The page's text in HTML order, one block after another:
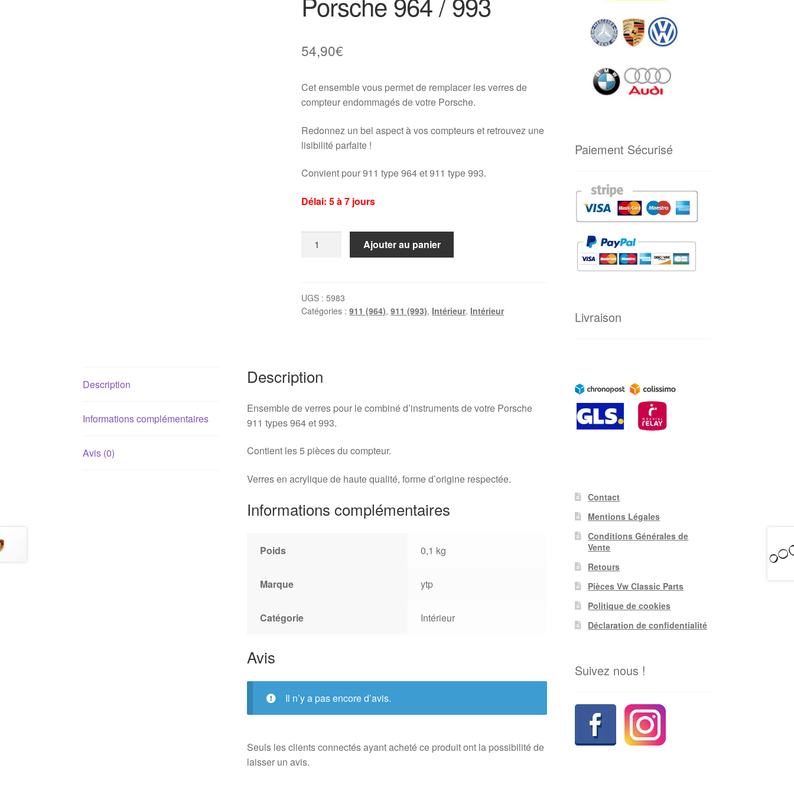
54,90€
Cet ensemble vous permet de remplacer les verres de
compteur endommagés de votre Porsche.
Redonnez un bel aspect à vos compteurs et retrouvez une
lisibilité parfaite !
Convient pour 911 type 964 et 911 type 993.
Délai: 5 à 7 jours
de
compteur
993
Ajouter au panier
UGS :5983
Catégories :911 (964),911 (993), Intérieur, Intérieur
Description
Informations complémentaires
Avis (0)
Description
Ensemble de verres pour le combiné d’instruments de votre Porsche
911 types 964 et 993.
Contient les 5 pièces du compteur.
Verres en acrylique de haute qualité, forme d’origine respectée.
Informations complémentaires
Poids 0,1 kg
Marque ytp
Catégorie Intérieur
Avis
Il n’y a pas encore d’avis.
Seuls les clients connectés ayant acheté ce produit ont la possibilité de
laisser un avis.
Paiement Sécurisé
Livraison
Contact
Mentions Légales
Conditions Générales de
Vente
Retours
Pièces Vw Classic Parts
Politique de cookies
Déclaration de confidentialité
Suivez nous !